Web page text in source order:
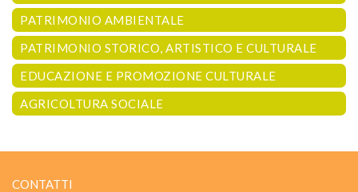
PATRIMONIO AMBIENTALE
PATRIMONIO STORICO, ARTISTICO E CULTURALE
EDUCAZIONE E PROMOZIONE CULTURALE
AGRICOLTURA SOCIALE
CONTATTI